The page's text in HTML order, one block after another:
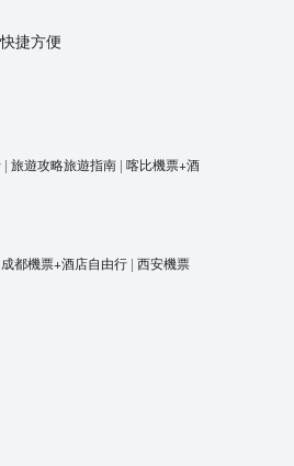
捷方便
| 旅遊攻略旅遊指南 | 喀比機票+酒
成都機票+酒店自由行 | 西安機票